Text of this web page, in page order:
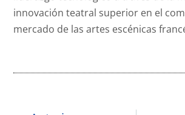
innovación teatral superior en el
mercado de las artes escénicas